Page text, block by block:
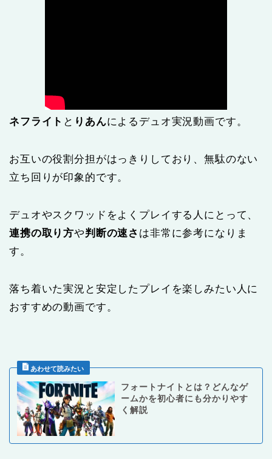
ネフライト と りあんによるデュオ実況動画です。
お互いの役割分担がはっきりしており、無駄のない
立ち回りが印象的です。
デュオやスクワッドをよくプレイする人にとって、
連携の取り方や判断の速さ は非常に参考になりま
す。
落ち着いた実況と安定したプレイを楽しみたい人に
おすすめの動画です。
フォートナイトとは？どんなゲ
ームかを初心者にも分かりやす
く解説